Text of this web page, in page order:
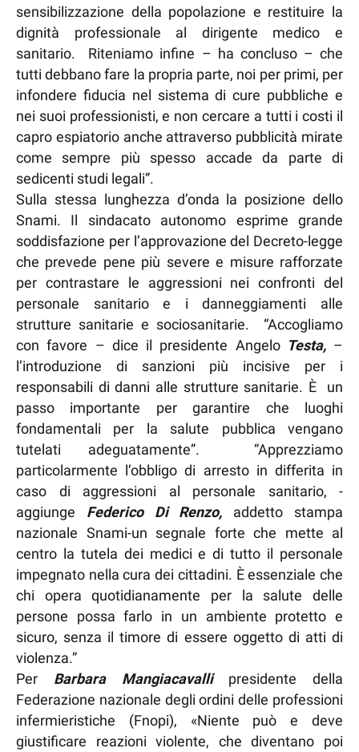
sensibilizzazione della popolazione e restituire la
dignità professionale al dirigente medico e
sanitario. Riteniamo infine – ha concluso – che
tutti debbano fare la propria parte, noi per primi, per
infondere fiducia nel sistema di cure pubbliche e
nei suoi professionisti, e non cercare a tutti i costi il
capro espiatorio anche attraverso pubblicità mirate
come sempre più spesso accade da parte di
sedicenti studi legali”.
Sulla stessa lunghezza d’onda la posizione dello
Snami. Il sindacato autonomo esprime grande
soddisfazione per l’approvazione del Decreto-legge
che prevede pene più severe e misure rafforzate
per contrastare le aggressioni nei confronti del
personale sanitario e i danneggiamenti alle
strutture sanitarie e sociosanitarie. “Accogliamo
con favore – dice il presidente AngeloTesta,–
l’introduzione di sanzioni più incisive per i
responsabili di danni alle strutture sanitarie. È un
passo importante per garantire che luoghi
fondamentali per la salute pubblica vengano
tutelati adeguatamente”. “Apprezziamo
particolarmente l’obbligo di arresto in differita in
caso di aggressioni al personale sanitario, -
aggiunge Federico Di Renzo, addetto stampa
nazionale Snami-un segnale forte che mette al
centro la tutela dei medici e di tutto il personale
impegnato nella cura dei cittadini. È essenziale che
chi opera quotidianamente per la salute delle
persone possa farlo in un ambiente protetto e
sicuro, senza il timore di essere oggetto di atti di
violenza.”
Per Barbara Mangiacavallipresidente della
Federazione nazionale degli ordini delle professioni
infermieristiche (Fnopi), «Niente può e deve
giustificare reazioni violente, che diventano poi